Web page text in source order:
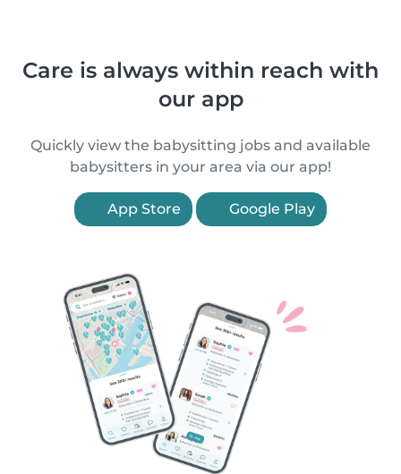
Care is always within reach with
our app
Quickly view the babysitting jobs and available
babysitters in your area via our app!
App Store Google Play